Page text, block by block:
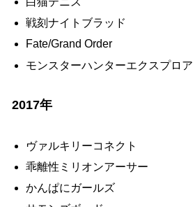
戦刻ナイトブラッド
Fate/Grand Order
モンスターハンターエクスプロア
2017年
ヴァルキリーコネクト
乖離性ミリオンアーサー
かんぱにガールズ